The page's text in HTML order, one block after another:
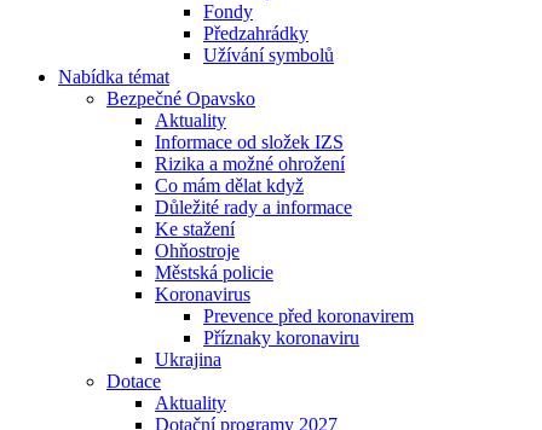
Fondy
Předzahrádky
Užívání symbolů
Nabídka témat
Bezpečné Opavsko
Aktuality
Informace od složek IZS
Rizika a možné ohrožení
Co mám dělat když
Důležité rady a informace
Ke stažení
Ohňostroje
Městská policie
Koronavirus
Prevence před koronavirem
Příznaky koronaviru
Ukrajina
Dotace
Aktuality
Dotační programy 2027